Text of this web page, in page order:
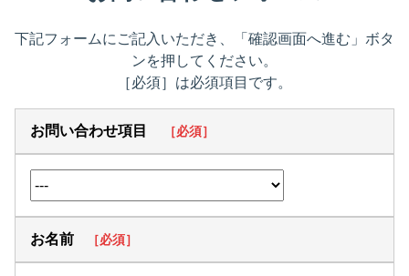
下記フォームにご記入いただき、「確認画面へ進む」ボタ
ンを押してください。
［必須］ は必須項目です。
お問い合わせ項目 ［必須］
お名前 ［必須］